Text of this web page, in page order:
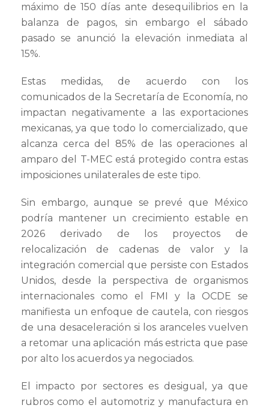
máximo de 150 días ante desequilibrios en la
balanza de pagos, sin embargo el sábado
pasado se anunció la elevación inmediata al
15%.
Estas medidas, de acuerdo con los
comunicados de la Secretaría de Economía, no
impactan negativamente a las exportaciones
mexicanas, ya que todo lo comercializado, que
alcanza cerca del 85% de las operaciones al
amparo del T-MEC está protegido contra estas
imposiciones unilaterales de este tipo.
Sin embargo, aunque se prevé que México
podría mantener un crecimiento estable en
2026 derivado de los proyectos de
relocalización de cadenas de valor y la
integración comercial que persiste con Estados
Unidos, desde la perspectiva de organismos
internacionales como el FMI y la OCDE se
manifiesta un enfoque de cautela, con riesgos
de una desaceleración si los aranceles vuelven
a retomar una aplicación más estricta que pase
por alto los acuerdos ya negociados.
El impacto por sectores es desigual, ya que
rubros como el automotriz y manufactura en